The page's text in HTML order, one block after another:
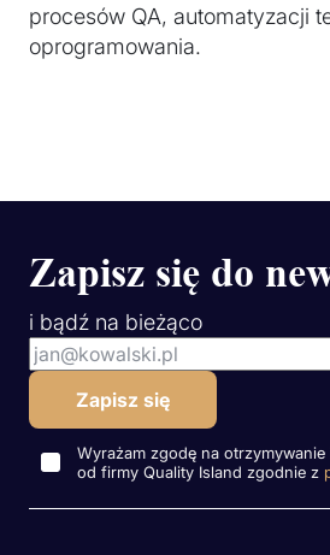
procesów QA, automatyzacji
oprogramowania.
Zapisz się do
i bądź na bieżąco
Wyrażam zgodę na
od firmy Quality Island zgodnie z